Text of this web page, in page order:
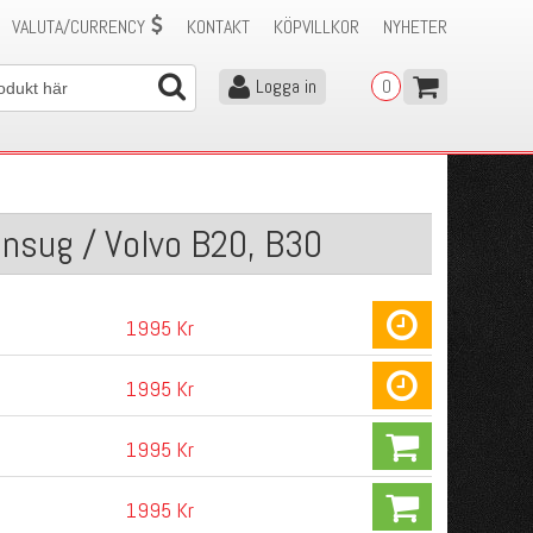
NYHETER
KÖPVILLKOR
KONTAKT
VALUTA/CURRENCY
0
Logga in
/ Volvo B20, B30
1995 Kr
1995 Kr
1995 Kr
1995 Kr